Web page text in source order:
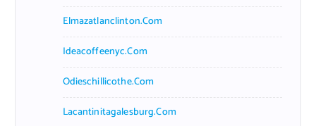
Elmazatlanclinton.com
Ideacoffeenyc.com
Odieschillicothe.com
Lacantinitagalesburg.com